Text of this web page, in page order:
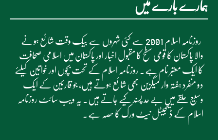
ہمارے بارے میں
روزنامہ اسلام 2001 سے کئی شہروں سے بیک وقت شائع ہونے
والا پاکستان کا قومی سطح کا مقبول اخبار اور پاکستان میں اسلامی صحافت
کا ایک معتبر نام ہے۔ روزنامہ اسلام کے تحت بچوں اور خواتین کیلئے
دو منفرد ہفتہ وار میگزین بھی شائع ہوتے ہیں، جو قارئین کے ایک
وسیع حلقے میں بے حد پسند کیے جاتے ہیں۔ یہ ویب سائٹ روزنامہ
اسلام کے ڈیجیٹل نیٹ ورک کا حصہ ہے۔